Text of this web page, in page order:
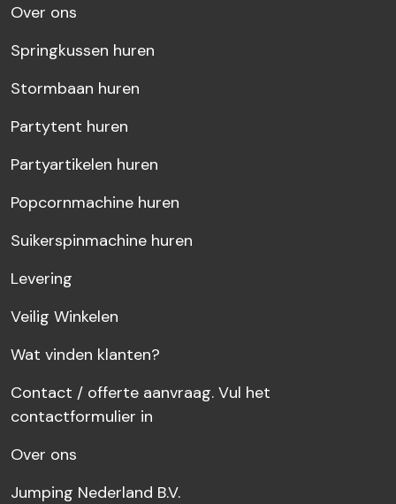
Over ons
Springkussen huren
Stormbaan huren
Partytent huren
Partyartikelen huren
Popcornmachine huren
Suikerspinmachine huren
Levering
Veilig Winkelen
Wat vinden klanten?
Contact / offerte aanvraag. Vul het
contactformulier in
Over ons
Jumping Nederland B.V.